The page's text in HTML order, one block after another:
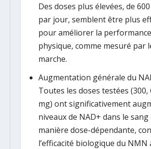
Des doses plus élevées, de
par jour, semblent être plus
pour améliorer la performance
physique, comme mesuré par
marche.
Augmentation générale du
Toutes les doses testées (300,
mg) ont significativement
niveaux de NAD+ dans le sang
manière dose-dépendante,
l’efficacité biologique du NMN